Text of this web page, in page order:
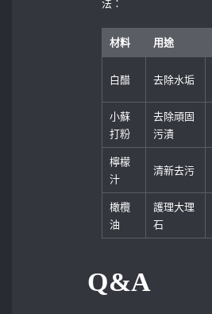
法：
材料 用途
白醋 去除水垢
小蘇
打粉
去除頑固
污漬
檸檬
汁
清新去污
橄欖
油
護理大理
石
Q&A